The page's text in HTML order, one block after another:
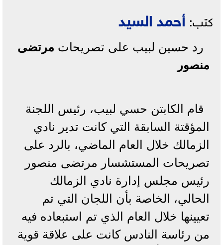
كتب: أحمد السيد
رد حسين لبيب على تصريحات مرتضى
منصور
قام الكابتن حسي لبيب، رئيس اللجنة
المؤقتة السابقة التي كانت تدير نادي
الزمالك خلال العام الماضي، بالرد على
تصريحات المستشسار مرتضى منصور
رئيس مجلس إدارة نادي الزمالك
الحالي، الخاصة بأن اللجان التي تم
تعيينها خلال العام الذي تم استبعاده فيه
من رئاسة النادس كانت على علاقة قوية